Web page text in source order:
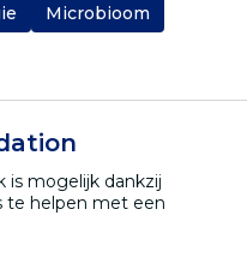
Microbioom
is mogelijk dankzij
te helpen met een